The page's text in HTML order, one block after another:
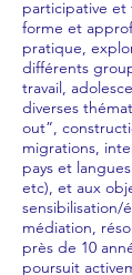
participative et
forme et
pratique,
différents
travail,
diverses
out”,
migrations,
pays et
etc), et aux
sensibilisation/
médiation,
près de 10
poursuit